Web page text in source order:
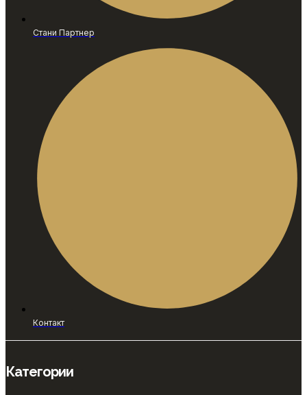
Стани Партнер
Контакт
Категории